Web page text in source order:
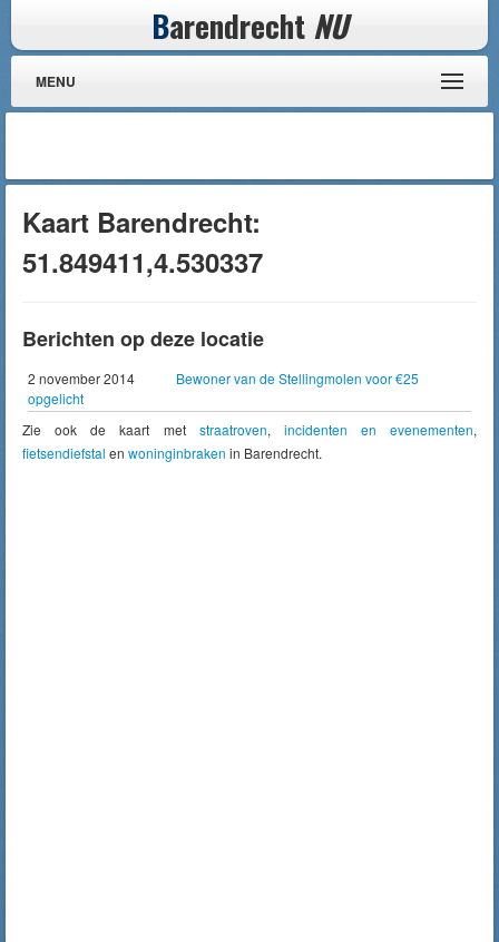
Barendrecht NU
MENU
Kaart Barendrecht:
51.849411,4.530337
Berichten op deze locatie
2 november 2014
Bewoner van de Stellingmolen voor €25
opgelicht
Zie ook de kaart met straatroven, incidenten en evenementen,
fietsendiefstal en woninginbraken in Barendrecht.